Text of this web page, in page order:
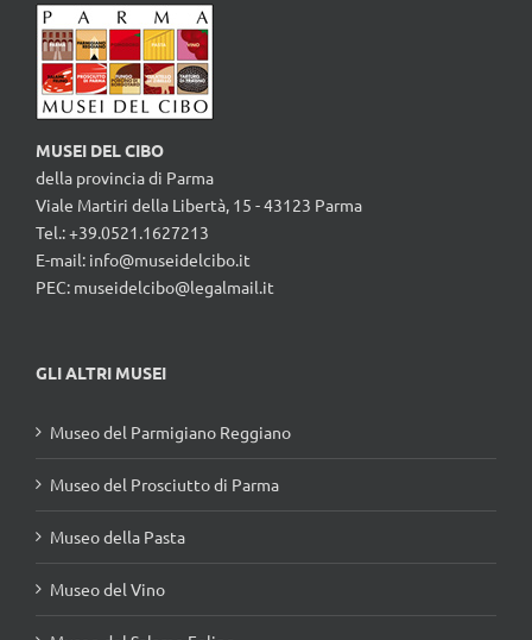
MUSEI DEL CIBO
della provincia di Parma
Viale Martiri della Libertà, 15 - 43123 Parma
Tel.: +39.0521.1627213
E-mail: info@museidelcibo.it
PEC: museidelcibo@legalmail.it
GLI ALTRI MUSEI
Museo del Parmigiano Reggiano
Museo del Prosciutto di Parma
Museo della Pasta
Museo del Vino